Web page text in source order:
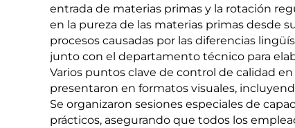
entrada de materias primas y la rotación
en la pureza de las materias primas desde
procesos causadas por las diferencias
junto con el departamento técnico para
Varios puntos clave de control de calidad
presentaron en formatos visuales,
Se organizaron sesiones especiales de
prácticos, asegurando que todos los